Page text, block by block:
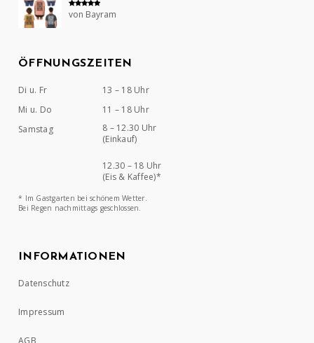
Bewertet mit
von Bayram
ÖFFNUNGSZEITEN
Di u. Fr
13 – 18 Uhr
Mi u. Do
11 – 18 Uhr
Samstag
8 – 12.30 Uhr
(Einkauf)
12.30 – 18 Uhr
(Eis & Kaffee)*
* Im Gastgarten bei schönem Wetter.
Bei Regen nachmittags geschlossen.
INFORMATIONEN
Datenschutz
Impressum